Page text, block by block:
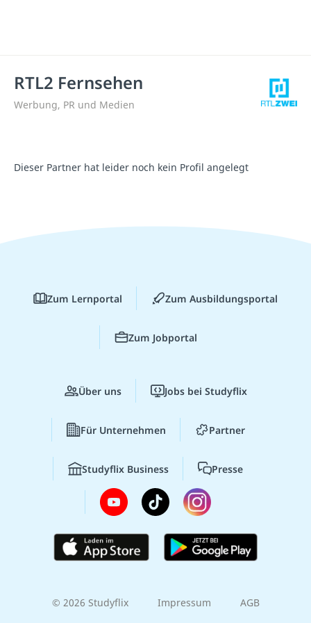
RTL2 Fernsehen
Werbung, PR und Medien
Dieser Partner hat leider noch kein Profil angelegt
Zum Lernportal Zum Ausbildungsportal
Zum Jobportal
Über uns Jobs bei Studyflix
Für Unternehmen Partner
Studyflix Business Presse
© 2026 Studyflix Impressum AGB